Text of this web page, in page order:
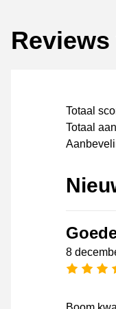
Totaal
Totaal
8